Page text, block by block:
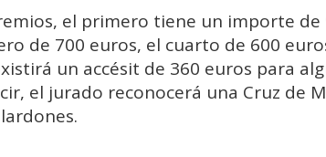
el primero tiene un importe de
de 700 euros, el cuarto de 600
un accésit de 360 euros para
el jurado reconocerá una Cruz de